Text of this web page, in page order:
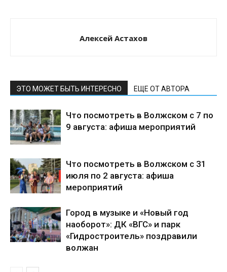
Алексей Астахов
ЭТО МОЖЕТ БЫТЬ ИНТЕРЕСНО ЕЩЕ ОТ АВТОРА
Что посмотреть в Волжском с 7 по
9 августа: афиша мероприятий
Что посмотреть в Волжском с 31
июля по 2 августа: афиша
мероприятий
Город в музыке и «Новый год
наоборот»: ДК «ВГС» и парк
«Гидростроитель» поздравили
волжан